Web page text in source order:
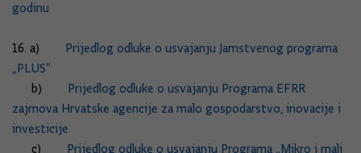
godinu
16. a) Prijedlog odluke o usvajanju Jamstvenog programa
„PLUS“
b) Prijedlog odluke o usvajanju Programa EFRR
zajmova Hrvatske agencije za malo gospodarstvo, inovacije i
investicije
c) Prijedlog odluke o usvajanju Programa „Mikro i mali